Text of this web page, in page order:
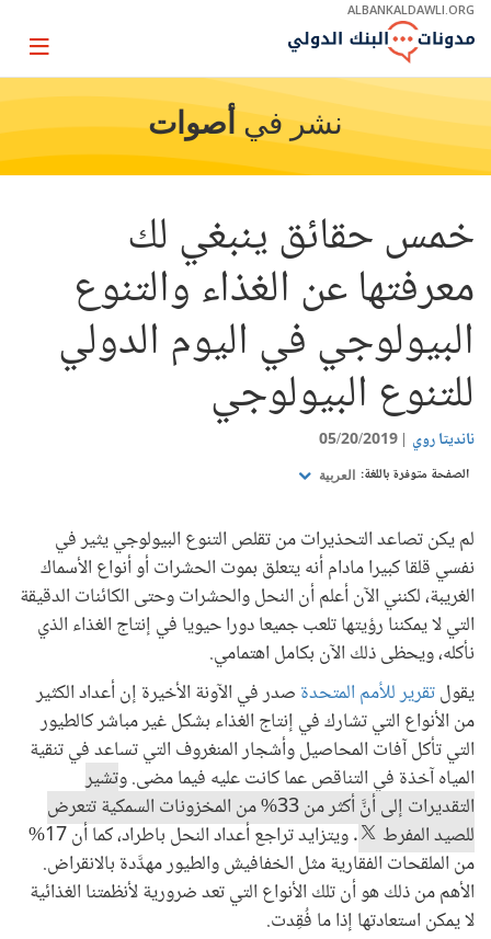
Skip
Main
ALBANKALDAWLI.ORG
Page
نشر في أصوات
خمس حقائق ينبغي لك
معرفتها عن الغذاء والتنوع
البيولوجي في اليوم الدولي
للتنوع البيولوجي
نانديتا روي 05/20/2019
الصفحة متوفرة باللغة: العربية
لم يكن تصاعد التحذيرات من تقلص التنوع البيولوجي يثير في
نفسي قلقا كبيرا مادام أنه يتعلق بموت الحشرات أو أنواع الأسماك
الغريبة، لكنني الآن أعلم أن النحل والحشرات وحتى الكائنات الدقيقة
التي لا يمكننا رؤيتها تلعب جميعا دورا حيويا في إنتاج الغذاء الذي
نأكله، ويحظى ذلك الآن بكامل اهتمامي.
يقولتقرير للأمم المتحدة صدر في الآونة الأخيرة إن أعداد الكثير
من الأنواع التي تشارك في إنتاج الغذاء بشكل غير مباشر كالطيور
التي تأكل آفات المحاصيل وأشجار المنغروف التي تساعد في تنقية
المياه آخذة في التناقص عما كانت عليه فيما مضى. وتشير
التقديرات إلى أنَّ أكثر من 33% من المخزونات السمكية تتعرض
للصيد المفرط
. ويتزايد تراجع أعداد النحل باطراد، كما أن 17%
من الملقحات الفقارية مثل الخفافيش والطيور مهدَّدة بالانقراض.
الأهم من ذلك هو أن تلك الأنواع التي تعد ضرورية لأنظمتنا الغذائية
لا يمكن استعادتها إذا ما فُقِدت.